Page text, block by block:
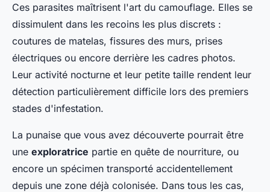
Ces parasites maîtrisent l'art du camouflage. Elles se
dissimulent dans les recoins les plus discrets :
coutures de matelas, fissures des murs, prises
électriques ou encore derrière les cadres photos.
Leur activité nocturne et leur petite taille rendent leur
détection particulièrement difficile lors des premiers
stades d'infestation.
La punaise que vous avez découverte pourrait être
une exploratrice partie en quête de nourriture, ou
encore un spécimen transporté accidentellement
depuis une zone déjà colonisée. Dans tous les cas,